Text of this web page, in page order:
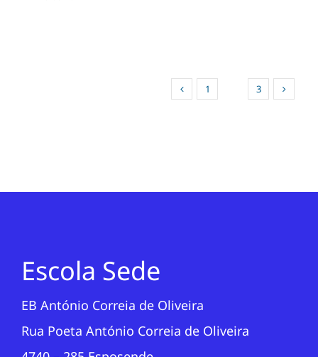
1 3
Escola Sede
EB António Correia de Oliveira
Rua Poeta António Correia de Oliveira